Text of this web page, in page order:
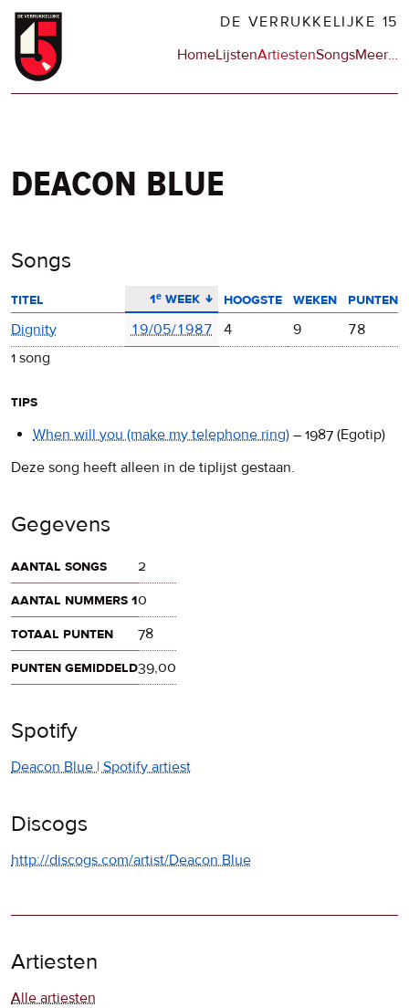
Overslaan
naar
DE VERRUKKELIJKE 15
Hoofdnavigatie
HomeLijstenArtiestenSongsMeerop
…
deacon blue
Songs
titel 1ᵉ week
aflopend sorteren hoogste weken
punten
Dignity
19/05/1987 4 9
78
1 song
tips
When will you (make my telephone ring) – 1987 (Egotip)
Deze song heeft alleen in de tiplijst gestaan.
Gegevens
aantal songs
2
aantal nummers 10
totaal punten
78
punten gemiddeld39,00
Spotify
Deacon Blue | Spotify artiest
Discogs
http://discogs.com/artist/Deacon Blue
Artiesten
Alle artiesten